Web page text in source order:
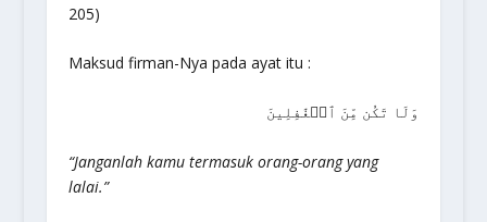
205)
Maksud firman-Nya pada ayat itu :
وَلَا تَكُن مِّنَ ٱلۡغَٰفِلِينَ
“Janganlah kamu termasuk orang-orang yang
lalai.”